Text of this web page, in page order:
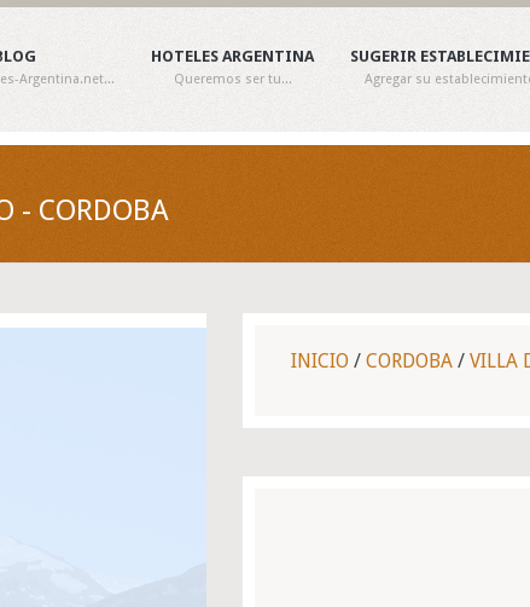
Argentina.net...
HOTELES ARGENTINA
Queremos ser tu...
SUGERIR
Agregar su
- CORDOBA
INICIO / CORDOBA / VILLA